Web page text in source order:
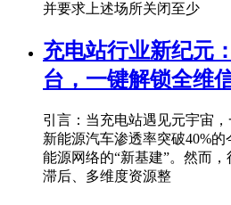
并要求上述场所关闭至少
充电站行业新纪元
台，一键解锁全维
引言：当充电站遇见元宇宙
新能源汽车渗透率突破40%
能源网络的“新基建”。然而
滞后、多维度资源整